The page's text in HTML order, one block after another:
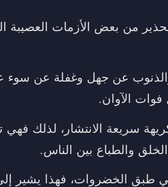
تحذير من بعض الأزمات العصيبة
عن جهل وغفلة عن سوء
فوات الآوان.
سريعة الانتشار، لذلك
والطباع بين الناس.
طبق الخضروات، فهذا يشير